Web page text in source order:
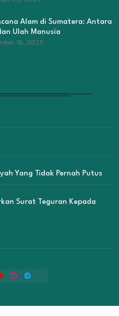
Alam di Sumatera: Antara
Ulah Manusia
18, 2025
Yang Tidak Pernah Putus
Surat Teguran Kepada